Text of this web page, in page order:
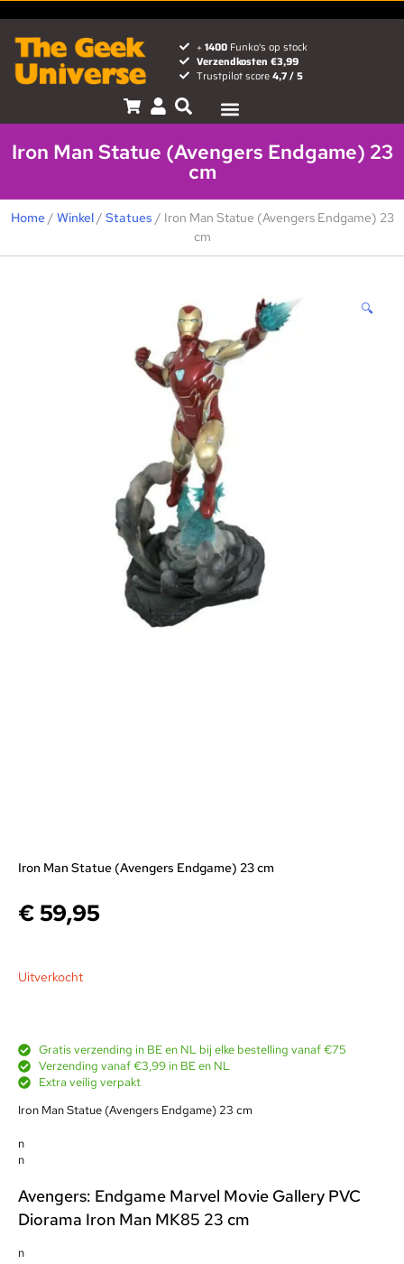
+1400Funko's op stock
Verzendkosten €3,99
Trustpilot score4,7 / 5
Iron Man Statue (Avengers Endgame) 23
cm
Home/ Winkel/ Statues / Iron Man Statue (Avengers Endgame) 23
cm
🔍
Iron Man Statue (Avengers Endgame) 23 cm
€59,95
Uitverkocht
Gratis verzending in BE en NL bij elke bestelling vanaf €75
Verzending vanaf €3,99 in BE en NL
Extra veilig verpakt
Iron Man Statue (Avengers Endgame) 23 cm
n
n
Avengers: Endgame Marvel Movie Gallery PVC
Diorama Iron Man MK85 23 cm
n